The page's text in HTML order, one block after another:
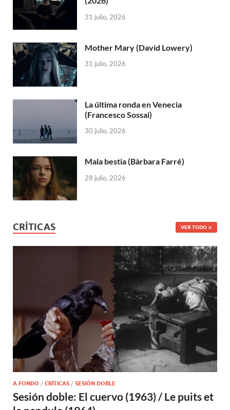
31 julio, 2026
Mother Mary (David Lowery)
31 julio, 2026
La última ronda en Venecia
(Francesco Sossai)
30 julio, 2026
Mala bestia (Bàrbara Farré)
28 julio, 2026
CRÍTICAS VER TODO
A FONDO / CRÍTICAS / SESIÓN DOBLE
Sesión doble: El cuervo (1963) / Le puits et